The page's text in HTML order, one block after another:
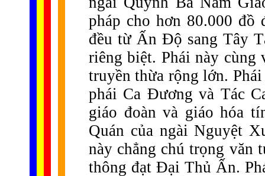
pháp cho hơn 80.000
đều từ Ấn Độ sang Tây
riêng biệt. Phái này
truyền thừa rộng lớn.
phái Ca Đương và Tác
giáo đoàn và giáo hóa
Quán của ngài Nguyệt
này chẳng chú trọng văn
thông đạt Đại Thủ Ấn.